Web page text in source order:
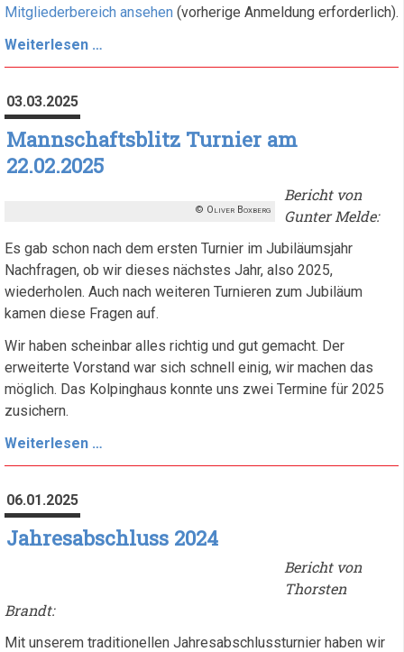
Mitgliederbereich ansehen (vorherige Anmeldung erforderlich).
Weiterlesen …
zur
03.03.2025
Mannschaftsblitz Turnier am
22.02.2025
Oliver Boxberg
Bericht von
Gunter Melde:
Es gab schon nach dem ersten Turnier im Jubiläumsjahr
Nachfragen, ob wir dieses nächstes Jahr, also 2025,
wiederholen. Auch nach weiteren Turnieren zum Jubiläum
kamen diese Fragen auf.
Wir haben scheinbar alles richtig und gut gemacht. Der
erweiterte Vorstand war sich schnell einig, wir machen das
möglich. Das Kolpinghaus konnte uns zwei Termine für 2025
zusichern.
Weiterlesen …
Turnier
06.01.2025
Jahresabschluss 2024
Bericht von
Thorsten
Brandt:
Mit unserem traditionellen Jahresabschlussturnier haben wir